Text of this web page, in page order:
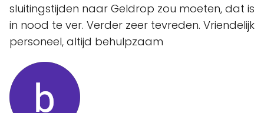
sluitingstijden naar Geldrop zou moeten, dat is
in nood te ver. Verder zeer tevreden. Vriendelijk
personeel, altijd behulpzaam